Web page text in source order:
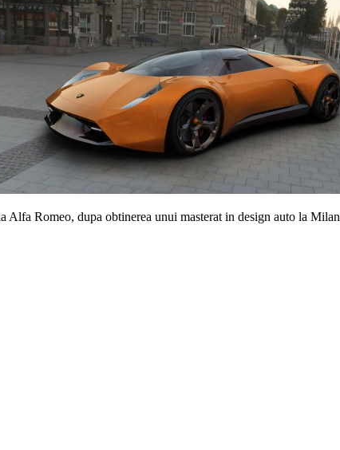
Alfa Romeo, dupa obtinerea unui masterat in design auto la